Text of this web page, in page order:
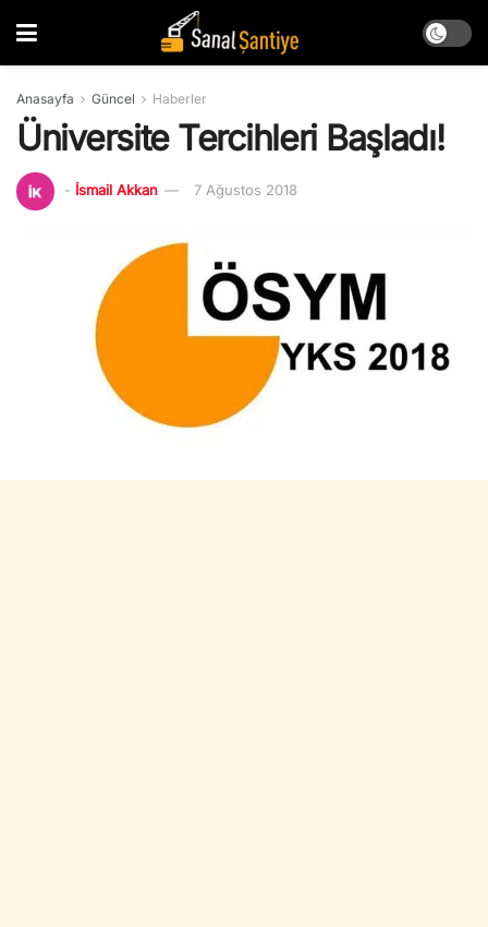
Anasayfa Güncel Haberler
Üniversite Tercihleri Başladı!
- İsmail Akkan 7 Ağustos 2018